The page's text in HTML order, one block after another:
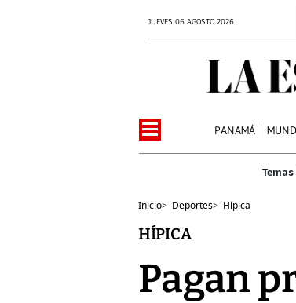
JUEVES 06 AGOSTO 2026
PANAMÁ
Inicio> Deportes> Hípica
HÍPICA
Pagan